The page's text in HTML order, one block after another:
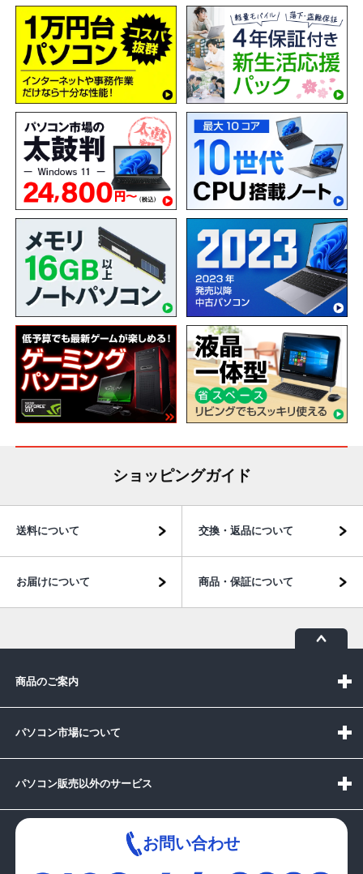
ショッピングガイド
送料について 交換・返品について
お届けについて 商品・保証について
商品のご案内
パソコン市場について
パソコン販売以外のサービス
お問い合わせ